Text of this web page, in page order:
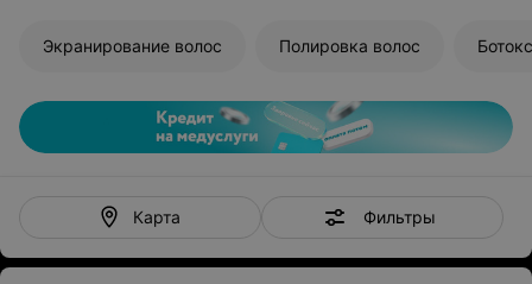
Экранирование волос Полировка волос
Карта Фильтры